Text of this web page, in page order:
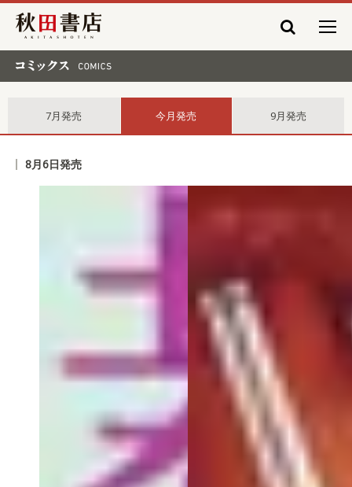
秋田書店
7月発売 今月発売 9月発売
8月6日発売